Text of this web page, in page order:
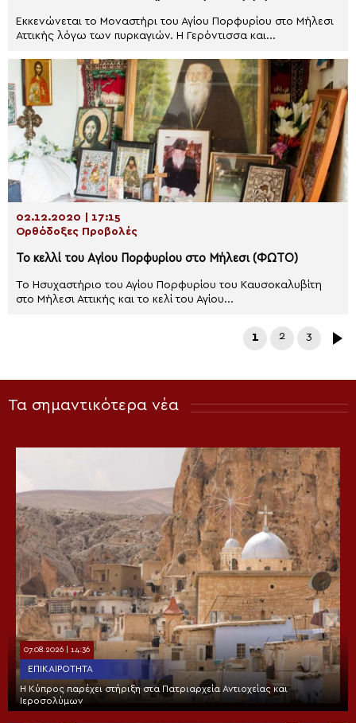
Εκκενώνεται το Μοναστήρι του Αγίου Πορφυρίου στο Μήλεσι
Αττικής λόγω των πυρκαγιών. Η Γερόντισσα και...
02.12.2020 | 17:15
Ορθόδοξες Προβολές
Το κελλί του Αγίου Πορφυρίου στο Μήλεσι (ΦΩΤΟ)
Το Ησυχαστήριο του Αγίου Πορφυρίου του Καυσοκαλυβίτη
στο Μήλεσι Αττικής και το κελί του Αγίου...
1 2 3
Τα σημαντικότερα νέα
07.08.2026 | 14:36
ΕΠΙΚΑΙΡΌΤΗΤΑ
Η Κύπρος παρέχει στήριξη στα Πατριαρχεία Αντιοχείας και
Ιεροσολύμων